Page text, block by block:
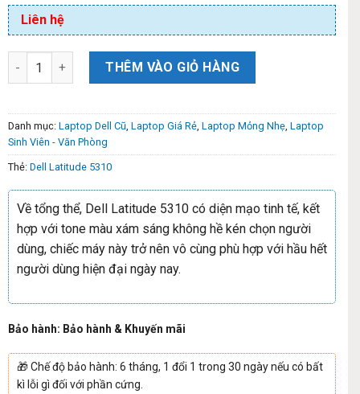
Liên hệ
THÊM VÀO GIỎ HÀNG
Danh mục: Laptop Dell Cũ Laptop Giá Rẻ Laptop Mỏng Nhẹ Laptop
Sinh Viên - Văn Phòng
Thẻ: Dell Latitude 5310
Về tổng thể, Dell Latitude 5310 có diện mạo tinh tế, kết
hợp với tone màu xám sáng không hề kén chọn người
dùng, chiếc máy này trở nên vô cùng phù hợp với hầu hết
người dùng hiện đại ngày nay.
Bảo hành: Bảo hành & Khuyến mãi
🎁Chế độ bảo hành: 6 tháng, 1 đổi 1 trong 30 ngày nếu có bất
kì lỗi gì đối với phần cứng.